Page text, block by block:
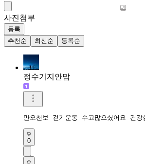
사진첨부
등록
추천순
최신순 등록순
정수기지안맘
만오천보 걷기운동 수고많으셨어요 건강
0